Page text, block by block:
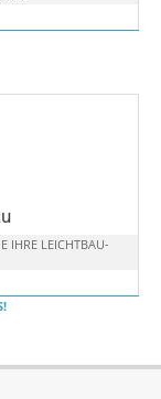
IHRE LEICHTBAU-